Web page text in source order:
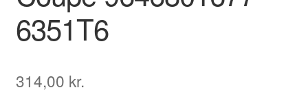
6351T6
314,00 kr.